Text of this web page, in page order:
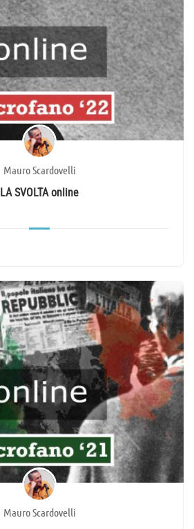
Mauro Scardovelli
LA SVOLTA online
Mauro Scardovelli